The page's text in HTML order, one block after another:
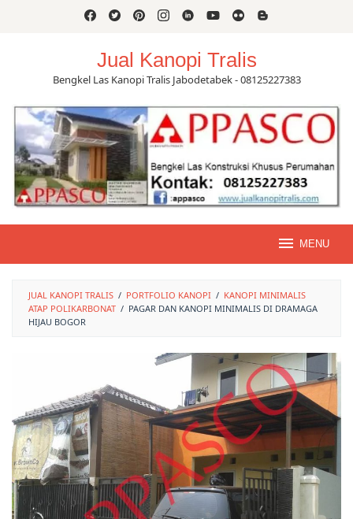
Jual Kanopi Tralis
Bengkel Las Kanopi Tralis Jabodetabek - 08125227383
MENU
JUAL KANOPI TRALIS / PORTFOLIO KANOPI / KANOPI MINIMALIS
ATAP POLIKARBONAT / PAGAR DAN KANOPI MINIMALIS DI DRAMAGA
HIJAU BOGOR